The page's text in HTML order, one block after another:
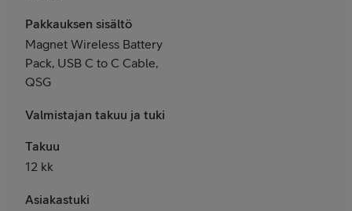
Pakkauksen sisältö
Magnet Wireless Battery
Pack, USB C to C Cable,
QSG
Valmistajan takuu ja tuki
Takuu
12 kk
Asiakastuki